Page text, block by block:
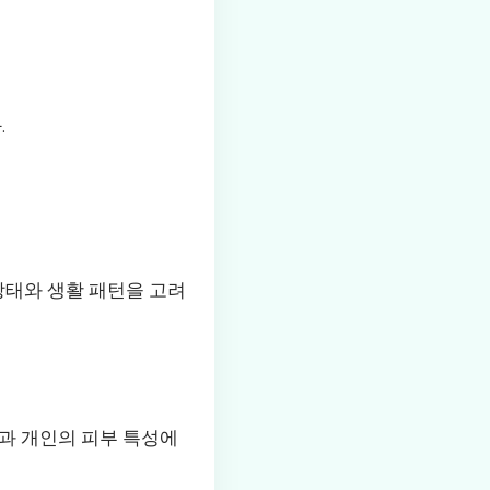
와 생활 패턴을 고려
개인의 피부 특성에